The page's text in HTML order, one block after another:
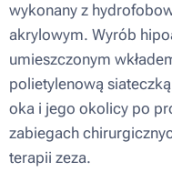
wykonany z
akrylowym. Wyrób
umieszczonym
polietylenową
oka i jego okolicy po
zabiegach
terapii zeza.